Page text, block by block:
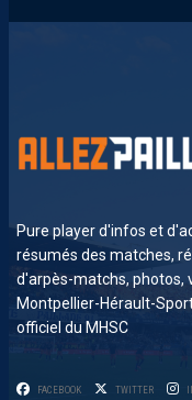
Pure player d'infos et
résumés des matches,
d'arpès-matchs, photos,
Montpellier-Hérault-
officiel du MHSC
FACEBOOK TWITTER